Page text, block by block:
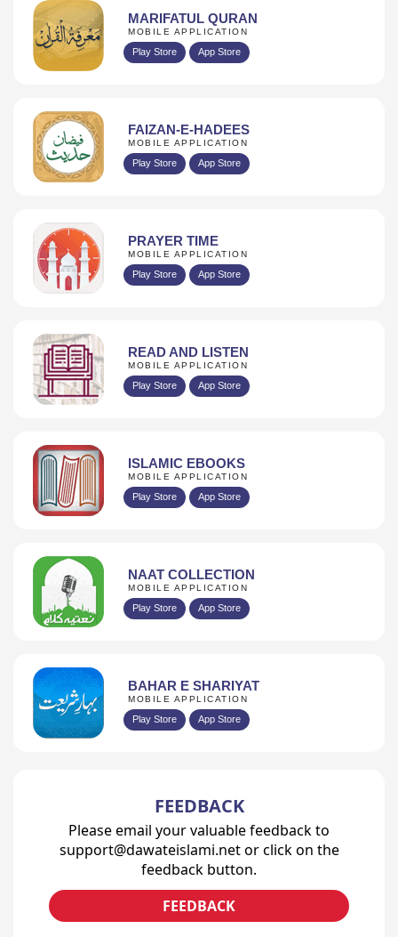
MARIFATUL QURAN
MOBILE APPLICATION
Play Store App Store
FAIZAN-E-HADEES
MOBILE APPLICATION
Play Store App Store
PRAYER TIME
MOBILE APPLICATION
Play Store App Store
READ AND LISTEN
MOBILE APPLICATION
Play Store App Store
ISLAMIC EBOOKS
MOBILE APPLICATION
Play Store App Store
NAAT COLLECTION
MOBILE APPLICATION
Play Store App Store
BAHAR E SHARIYAT
MOBILE APPLICATION
Play Store App Store
FEEDBACK
Please email your valuable feedback to
support@dawateislami.net or click on the
feedback button.
FEEDBACK